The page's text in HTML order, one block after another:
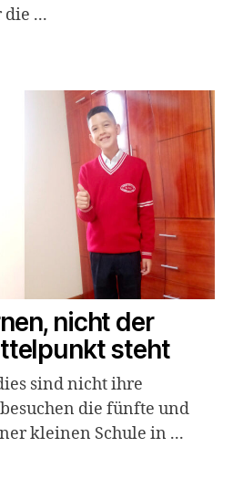
...
nicht der
steht
sind nicht ihre
die fünfte und
kleinen Schule in ...